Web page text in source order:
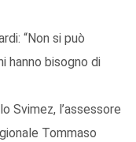
“Non si può
hanno bisogno di
Svimez, l’assessore
Tommaso